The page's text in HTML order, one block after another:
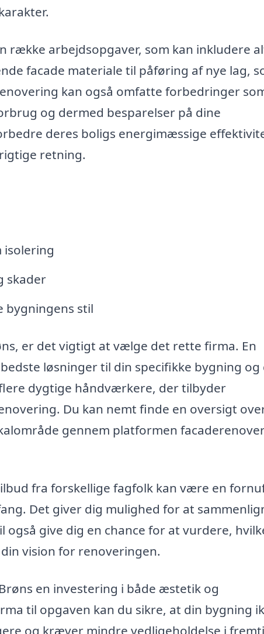
række arbejdsopgaver, som kan inkludere
facade materiale til påføring af nye lag,
kan også omfatte forbedringer
og dermed besparelser på dine
deres boligs energimæssige
retning.
isolering
skader
stil
er det vigtigt at vælge det rette firma. En
løsninger til din specifikke bygning og
dygtige håndværkere, der tilbyder
Du kan nemt finde en oversigt
gennem platformen
fra forskellige fagfolk kan være en
Det giver dig mulighed for at
give dig en chance for at vurdere,
vision for renoveringen.
en investering i både æstetik og
til opgaven kan du sikre, at din bygning
og kræver mindre vedligeholdelse i